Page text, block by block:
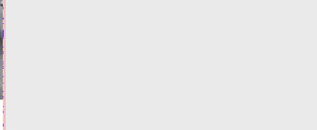
Жителей
Тверской
области
экстренно
предупредили
о
резком
ухудшении